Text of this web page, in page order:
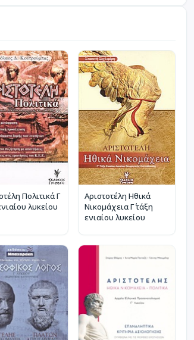
Πολιτικά Γ΄
λυκείου
Αριστοτέλη Ηθικά
Νικομάχεια Γ΄ τάξη
ενιαίου λυκείου